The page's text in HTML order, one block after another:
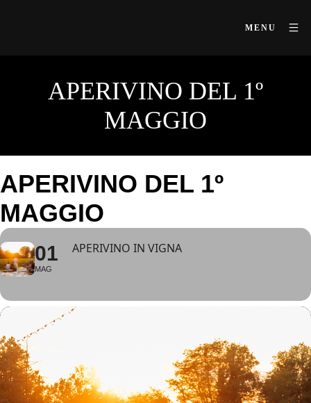
MENU
APERIVINO DEL 1º
MAGGIO
APERIVINO DEL 1º
MAGGIO
01
MAG
APERIVINO IN VIGNA